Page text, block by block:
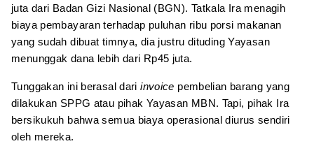
juta dari Badan Gizi Nasional (BGN). Tatkala Ira menagih
biaya pembayaran terhadap puluhan ribu porsi makanan
yang sudah dibuat timnya, dia justru dituding Yayasan
menunggak dana lebih dari Rp45 juta.
Tunggakan ini berasal dariinvoice pembelian barang yang
dilakukan SPPG atau pihak Yayasan MBN. Tapi, pihak Ira
bersikukuh bahwa semua biaya operasional diurus sendiri
oleh mereka.